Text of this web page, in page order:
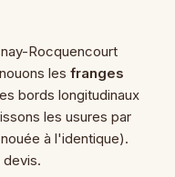
Rocquencourt
les franges
bords longitudinaux
les usures par
à l'identique).
devis.